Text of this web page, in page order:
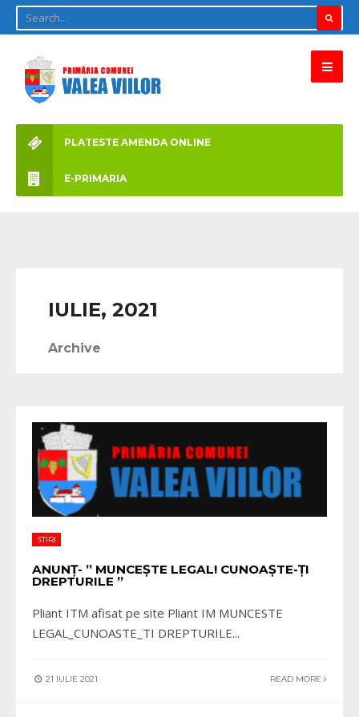
PLATESTE AMENDA ONLINE
E-PRIMARIA
IULIE, 2021
Archive
STIRI
ANUNȚ- ” MUNCEȘTE LEGAL! CUNOAȘTE-ȚI
DREPTURILE ”
Pliant ITM afisat pe site Pliant IM MUNCESTE
LEGAL_CUNOASTE_TI DREPTURILE...
21 IULIE 2021 READ MORE